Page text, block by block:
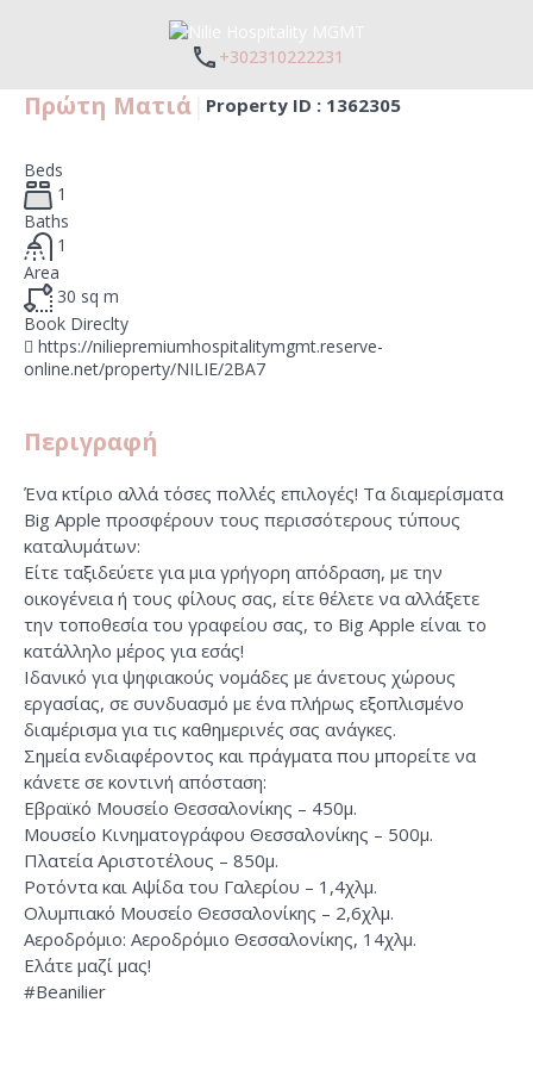
+302310222231
Πρώτη Ματιά Property ID : 1362305
Beds
1
Baths
1
Area
30 sq m
Book Direclty
https://niliepremiumhospitalitymgmt.reserve-
online.net/property/NILIE/2BA7
Περιγραφή
Ένα κτίριο αλλά τόσες πολλές επιλογές! Τα διαμερίσματα
Big Apple προσφέρουν τους περισσότερους τύπους
καταλυμάτων:
Είτε ταξιδεύετε για μια γρήγορη απόδραση, με την
οικογένεια ή τους φίλους σας, είτε θέλετε να αλλάξετε
την τοποθεσία του γραφείου σας, το Big Apple είναι το
κατάλληλο μέρος για εσάς!
Ιδανικό για ψηφιακούς νομάδες με άνετους χώρους
εργασίας, σε συνδυασμό με ένα πλήρως εξοπλισμένο
διαμέρισμα για τις καθημερινές σας ανάγκες.
Σημεία ενδιαφέροντος και πράγματα που μπορείτε να
κάνετε σε κοντινή απόσταση:
Εβραϊκό Μουσείο Θεσσαλονίκης – 450μ.
Μουσείο Κινηματογράφου Θεσσαλονίκης – 500μ.
Πλατεία Αριστοτέλους – 850μ.
Ροτόντα και Αψίδα του Γαλερίου – 1,4χλμ.
Ολυμπιακό Μουσείο Θεσσαλονίκης – 2,6χλμ.
Αεροδρόμιο: Αεροδρόμιο Θεσσαλονίκης, 14χλμ.
Ελάτε μαζί μας!
#Beanilier